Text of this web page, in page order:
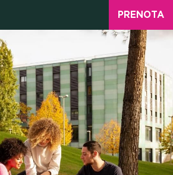
PRENOTA